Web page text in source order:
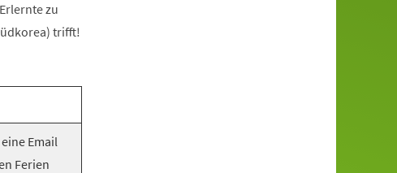
zu
trifft!
Email
Ferien